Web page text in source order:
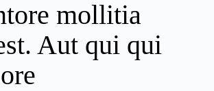
mollitia
Aut qui qui